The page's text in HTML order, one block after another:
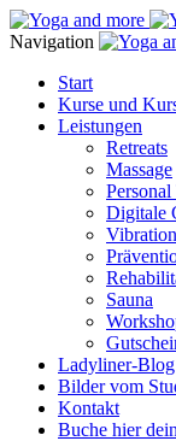
Navigation
Start
Kurse und
Leistungen
Retreats
Massage
Digitale
Sauna
Ladyliner-Blog
Bilder vom
Kontakt
Buche hier